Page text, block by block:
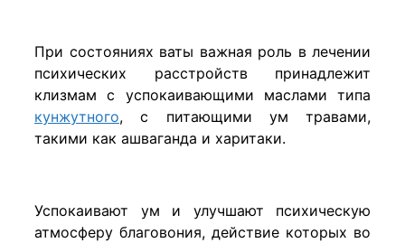
При состояниях ваты важная роль в лечении
психических расстройств принадлежит
клизмам с успокаивающими маслами типа
кунжутного, с питающими ум травами,
такими как ашваганда и харитаки.
Успокаивают ум и улучшают психическую
атмосферу благовония, действие которых во